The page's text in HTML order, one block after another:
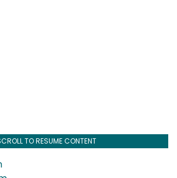
TO RESUME CONTENT